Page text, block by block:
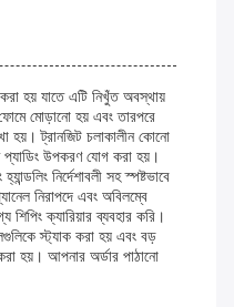
হয় যাতে এটি নিখুঁত অবস্থায়
মোড়ানো হয় এবং তারপরে
হয়। ট্রানজিট চলাকালীন কোনো
উপকরণ যোগ করা হয়।
নির্দেশাবলী সহ স্পষ্টভাবে
নিরাপদে এবং অবিলম্বে
ক্যারিয়ার ব্যবহার করি।
স্ট্যাক করা হয় এবং বড়
হয়। আপনার অর্ডার পাঠানো